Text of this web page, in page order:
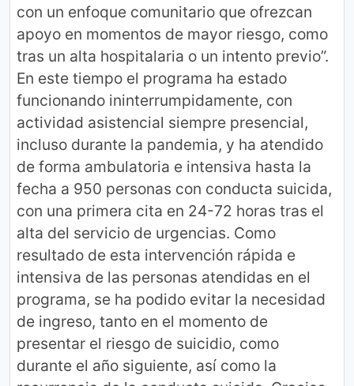
con un enfoque comunitario que ofrezcan
apoyo en momentos de mayor riesgo, como
tras un alta hospitalaria o un intento previo”.
En este tiempo el programa ha estado
funcionando ininterrumpidamente, con
actividad asistencial siempre presencial,
incluso durante la pandemia, y ha atendido
de forma ambulatoria e intensiva hasta la
fecha a 950 personas con conducta suicida,
con una primera cita en 24-72 horas tras el
alta del servicio de urgencias. Como
resultado de esta intervención rápida e
intensiva de las personas atendidas en el
programa, se ha podido evitar la necesidad
de ingreso, tanto en el momento de
presentar el riesgo de suicidio, como
durante el año siguiente, así como la